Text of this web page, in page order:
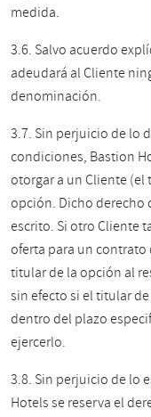
medida.
3.6. Salvo acuerdo
adeudará al Cliente
denominación.
3.7. Sin perjuicio de lo
condiciones, Bastion
otorgar a un Cliente
opción. Dicho derecho
escrito. Si otro Cliente
oferta para un
titular de la opción al
sin efecto si el titular
dentro del plazo
ejercerlo.
3.8. Sin perjuicio de lo
Hotels se reserva el